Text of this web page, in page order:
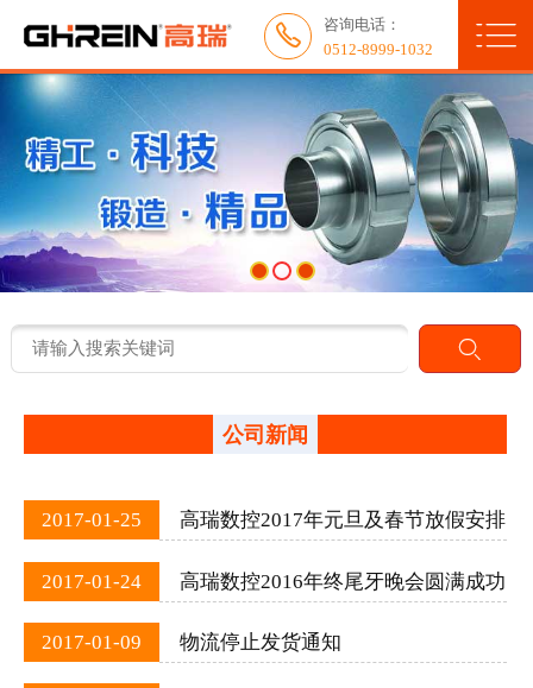
 网站首页
关于我们
新闻中心
产品展示
服务与应用
人力资源
典型客户

咨询电话：
0512-8999-1032

公司新闻
高瑞数控2017年元旦及春节放假安排
2017-01-25
高瑞数控2016年终尾牙晚会圆满成功
2017-01-24
物流停止发货通知
2017-01-09